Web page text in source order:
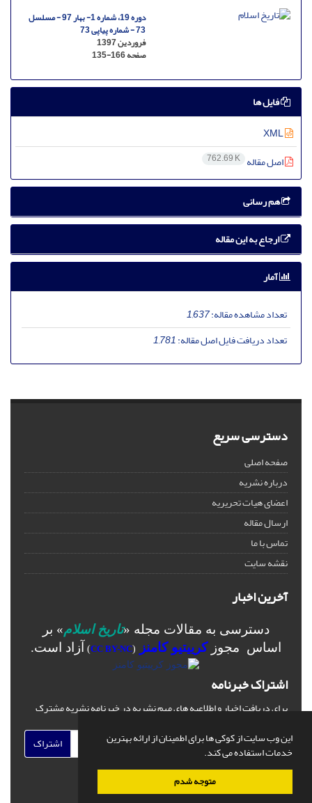
این وب سایت از کوکی ها برای اطمینان از ارائه بهترین
خدمات استفاده می کند.
متوجه شدم
دوره 19، شماره 1- بهار 97 - مسلسل
73 - شماره پیاپی 73
فروردین 1397
صفحه135-166
فایل ها
اصل مقاله 762.69 K
هم رسانی
ارجاع به این مقاله
آمار
تعداد مشاهده مقاله:1,637
تعداد دریافت فایل اصل مقاله:1,781
دسترسی سریع
صفحه اصلی
درباره نشریه
اعضای هیات تحریریه
ارسال مقاله
تماس با ما
نقشه سایت
آخرین اخبار
دسترسی به مقالات مجله «تاریخ اسلام» بر
اساس مجوزکرییتیو کامنز (
CC BY-NC
) آزاد است.
اشتراک خبرنامه
برای دریافت اخبار و اطلاعیه های مهم نشریه در خبرنامه نشریه مشترک
اشتراک